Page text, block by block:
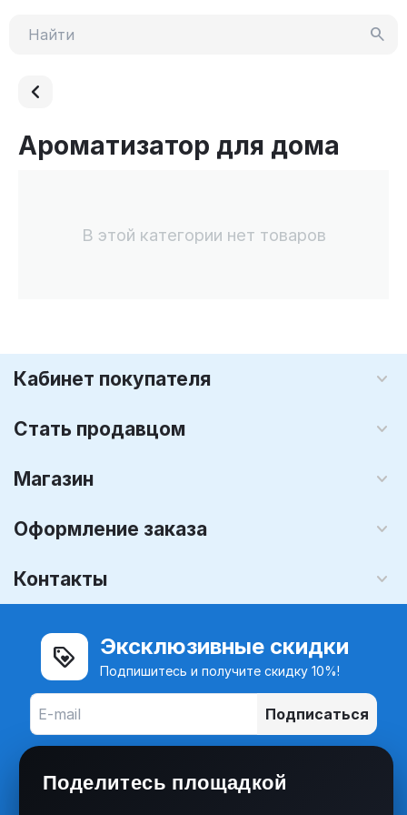
Ароматизатор для дома
В этой категории нет товаров
Кабинет покупателя
Стать продавцом
Магазин
Оформление заказа
Контакты
Эксклюзивные скидки
Подпишитесь и получите скидку 10%!
Подписаться
Поделитесь площадкой